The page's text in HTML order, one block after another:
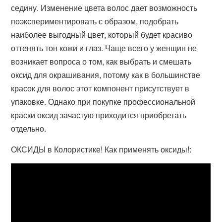
седину. Изменение цвета волос дает возможность
поэкспериментировать с образом, подобрать
наиболее выгодный цвет, который будет красиво
оттенять тон кожи и глаз. Чаще всего у женщин не
возникает вопроса о том, как выбрать и смешать
оксид для окрашивания, потому как в большинстве
красок для волос этот компонент присутствует в
упаковке. Однако при покупке профессиональной
краски оксид зачастую приходится приобретать
отдельно.
ОКСИДЫ в Колористике! Как применять оксиды!: